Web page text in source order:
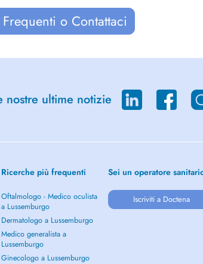
o Contattaci
ultime notizie
Ricerche più frequenti
Oftalmologo - Medico oculista
a Lussemburgo
Dermatologo a Lussemburgo
Medico generalista a
Lussemburgo
Ginecologo a Lussemburgo
Sei un operatore
Iscriviti a Doctena